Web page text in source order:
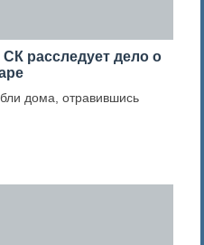
расследует дело о
дома, отравившись